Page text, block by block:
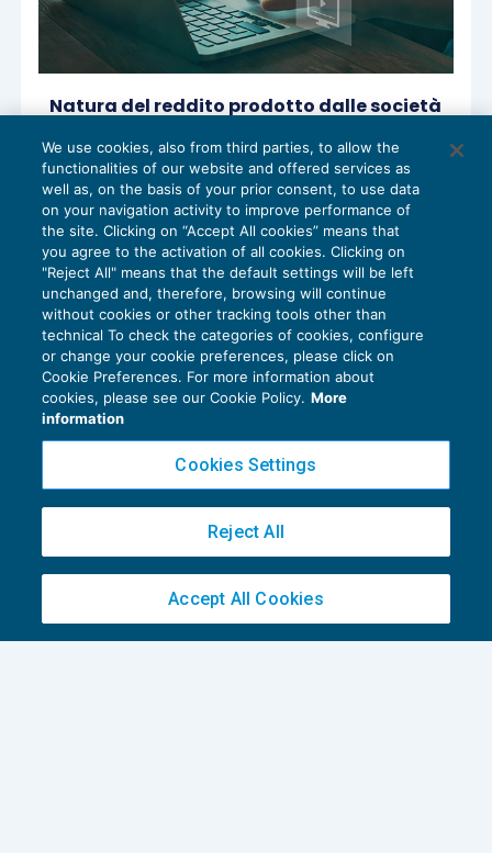
Natura del reddito prodotto dalle società
NEWS DEL GIORNO 09/05/2018
Società tra professionisti: profilazione on
line per i consulenti del lavoro
We use cookies, also from third parties, to allow the
functionalities of our website and offered services as
well as, on the basis of your prior consent, to use data
on your navigation activity to improve performance of
the site. Clicking on “Accept All cookies” means that
you agree to the activation of all cookies. Clicking on
"Reject All" means that the default settings will be left
unchanged and, therefore, browsing will continue
without cookies or other tracking tools other than
technical To check the categories of cookies, configure
or change your cookie preferences, please click on
Cookie Preferences. For more information about
cookies, please see our Cookie Policy. More
information
Cookies Settings
Reject All
Accept All Cookies